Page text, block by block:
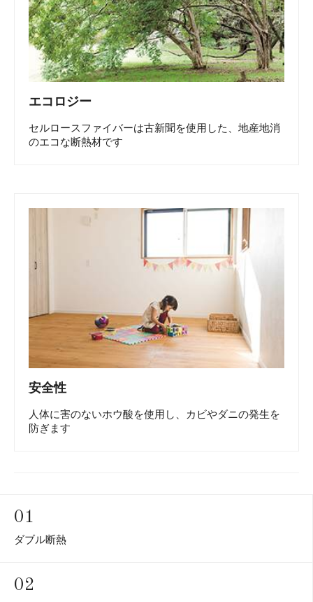
エコロジー
セルロースファイバーは古新聞を使用した、地産地消
のエコな断熱材です
安全性
人体に害のないホウ酸を使用し、カビやダニの発生を
防ぎます
01
ダブル断熱
02